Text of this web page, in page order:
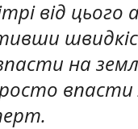
від цього
на
впасти